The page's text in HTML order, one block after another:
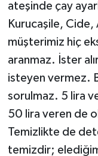
ateşinde çay
Kurucaşile,
müşterimiz hiç
aranmaz. İster
isteyen vermez.
sorulmaz. 5 lira
50 lira veren de
Temizlikte de
temizdir;